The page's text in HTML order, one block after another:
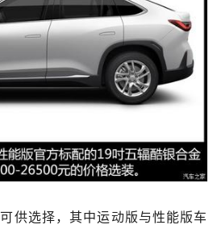
选择，其中运动版与性能版车